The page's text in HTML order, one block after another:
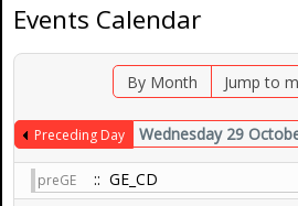
Events Calendar
By Month Jump to
Preceding Day Wednesday 29
preGE :: GE_CD